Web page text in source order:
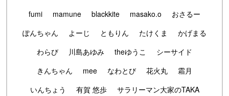
fumi
mamune blackkite masako.o
おさるー
ぽんちゃん
よーじ ともりん たけくま
かげまる
わらび
川島あゆみ theゆうこ
シーサイド
きんちゃん
mee なわとび 花火丸
霜月
いんちょう
有賀 悠歩
サラリーマン大家のTAKA